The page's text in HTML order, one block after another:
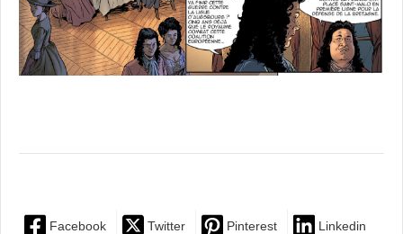
Facebook Twitter Pinterest Linkedin